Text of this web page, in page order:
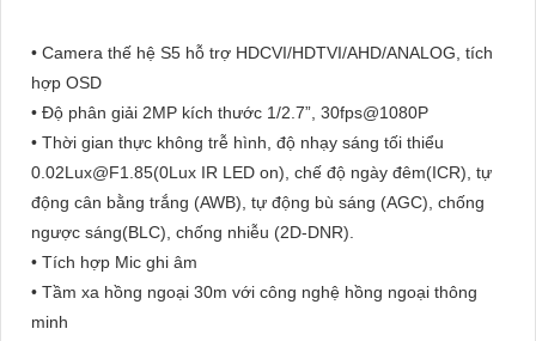
• Camera thế hệ S5 hỗ trợ HDCVI/HDTVI/AHD/ANALOG, tích
hợp OSD
• Độ phân giải 2MP kích thước 1/2.7”, 30fps@1080P
• Thời gian thực không trễ hình, độ nhạy sáng tối thiểu
0.02Lux@F1.85(0Lux IR LED on), chế độ ngày đêm(ICR), tự
động cân bằng trắng (AWB), tự động bù sáng (AGC), chống
ngược sáng(BLC), chống nhiễu (2D-DNR).
• Tích hợp Mic ghi âm
• Tầm xa hồng ngoại 30m với công nghệ hồng ngoại thông
minh